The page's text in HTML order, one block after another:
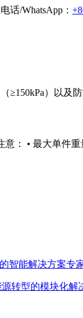
话/WhatsApp：
≥150kPa）以及
： • 最大单件
智能解决方案专
转型的模块化解